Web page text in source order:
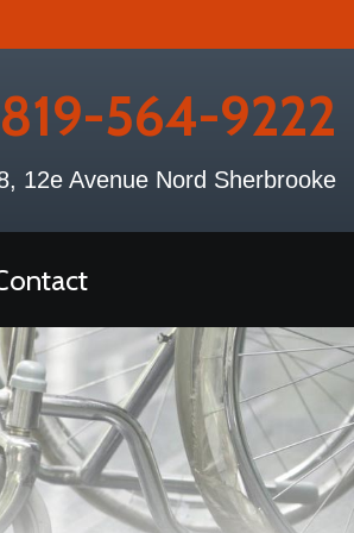
819-564-9222
12e Avenue Nord Sherbrooke